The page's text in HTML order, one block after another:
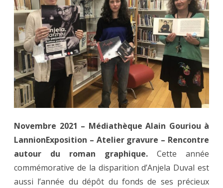
–
Novembre 2021 – Médiathèque Alain Gouriou à
LannionExposition – Atelier gravure – Rencontre
autour du roman graphique. Cette année
commémorative de la disparition d’Anjela Duval est
aussi l’année du dépôt du fonds de ses précieux